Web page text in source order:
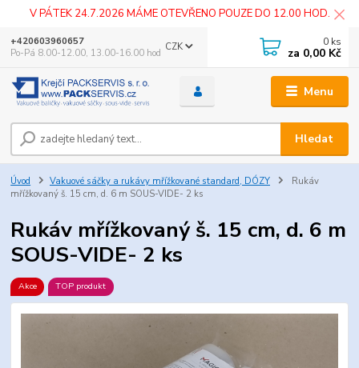
V PÁTEK 24.7.2026 MÁME OTEVŘENO POUZE DO 12.00 HOD.
Menu
CZK
Hledat
+420603960657
Po-Pá 8.00-12.00, 13.00-16.00 hod
0 ks
za 0,00 Kč
Úvod Vakuové sáčky a rukávy mřížkované standard, DÓZY
Rukáv
mřížkovaný š. 15 cm, d. 6 m SOUS-VIDE- 2 ks
Rukáv mřížkovaný š. 15 cm, d. 6 m
SOUS-VIDE- 2 ks
Akce TOP produkt